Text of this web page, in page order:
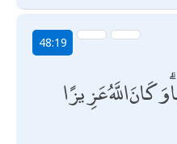
48:19
اللَّهُ عَزِيزًا